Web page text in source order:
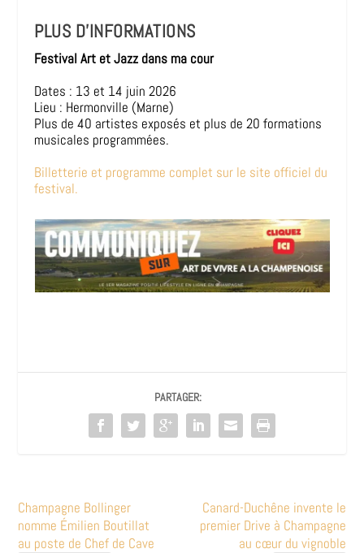
PLUS D’INFORMATIONS
Festival Art et Jazz dans ma cour
Dates : 13 et 14 juin 2026
Lieu : Hermonville (Marne)
Plus de 40 artistes exposés et plus de 20 formations
musicales programmées.
Billetterie et programme complet sur le site officiel du
festival.
PARTAGER:
Champagne Bollinger
nomme Émilien Boutillat
au poste de Chef de Cave
Canard-Duchêne invente le
premier Drive à Champagne
au cœur du vignoble